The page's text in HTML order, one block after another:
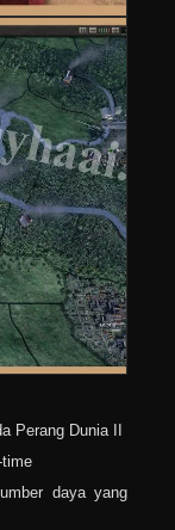
Perang Dunia II
daya yang